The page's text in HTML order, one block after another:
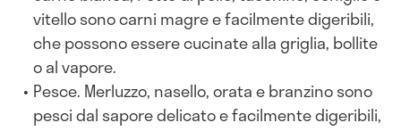
vitello sono carni magre e facilmente digeribili,
che possono essere cucinate alla griglia, bollite
o al vapore.
Pesce. Merluzzo, nasello, orata e branzino sono
pesci dal sapore delicato e facilmente digeribili,